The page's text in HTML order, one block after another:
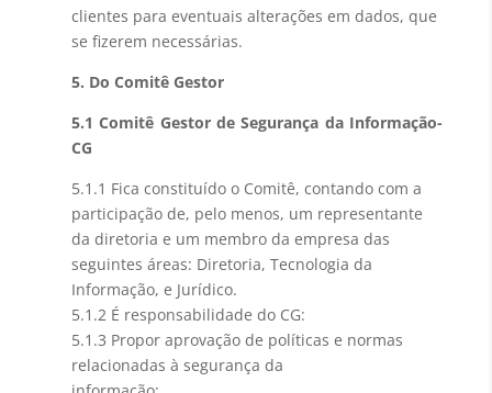
clientes para eventuais alterações em dados, que
se fizerem necessárias.
5. Do Comitê Gestor
5.1 Comitê Gestor de Segurança da Informação-
CG
5.1.1 Fica constituído o Comitê, contando com a
participação de, pelo menos, um representante
da diretoria e um membro da empresa das
seguintes áreas: Diretoria, Tecnologia da
Informação, e Jurídico.
5.1.2 É responsabilidade do CG:
5.1.3 Propor aprovação de políticas e normas
relacionadas à segurança da